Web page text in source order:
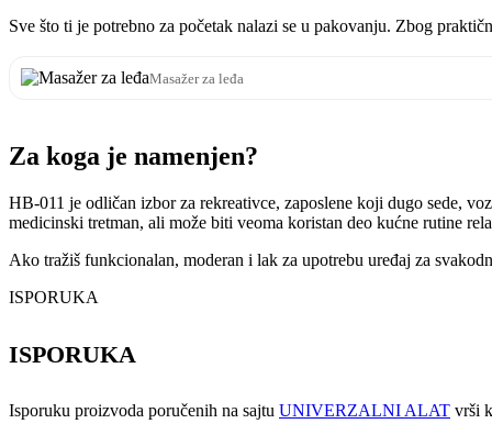
Sve što ti je potrebno za početak nalazi se u pakovanju. Zbog
Masažer za leđa
Za koga je namenjen?
HB-011 je odličan izbor za rekreativce, zaposlene koji dugo sede,
medicinski tretman, ali može biti veoma koristan deo kućne rutine
Ako tražiš funkcionalan, moderan i lak za upotrebu uređaj za
ISPORUKA
ISPORUKA
Isporuku proizvoda poručenih na sajtu UNIVERZALNI ALAT vrši